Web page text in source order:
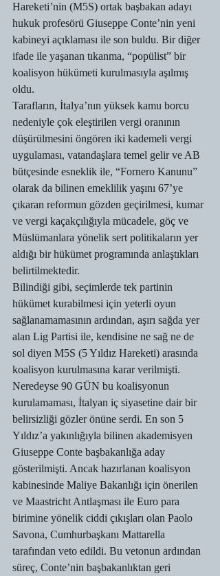
Hareketi’nin (M5S) ortak başbakan adayı
hukuk profesörü Giuseppe Conte’nin yeni
kabineyi açıklaması ile son buldu. Bir diğer
ifade ile yaşanan tıkanma, “popülist” bir
koalisyon hükümeti kurulmasıyla aşılmış
oldu.
Tarafların, İtalya’nın yüksek kamu borcu
nedeniyle çok eleştirilen vergi oranının
düşürülmesini öngören iki kademeli vergi
uygulaması, vatandaşlara temel gelir ve AB
bütçesinde esneklik ile, “Fornero Kanunu”
olarak da bilinen emeklilik yaşını 67’ye
çıkaran reformun gözden geçirilmesi, kumar
ve vergi kaçakçılığıyla mücadele, göç ve
Müslümanlara yönelik sert politikaların yer
aldığı bir hükümet programında anlaştıkları
belirtilmektedir.
Bilindiği gibi, seçimlerde tek partinin
hükümet kurabilmesi için yeterli oyun
sağlanamamasının ardından, aşırı sağda yer
alan Lig Partisi ile, kendisine ne sağ ne de
sol diyen M5S (5 Yıldız Hareketi) arasında
koalisyon kurulmasına karar verilmişti.
Neredeyse 90 GÜN bu koalisyonun
kurulamaması, İtalyan iç siyasetine dair bir
belirsizliği gözler önüne serdi. En son 5
Yıldız’a yakınlığıyla bilinen akademisyen
Giuseppe Conte başbakanlığa aday
gösterilmişti. Ancak hazırlanan koalisyon
kabinesinde Maliye Bakanlığı için önerilen
ve Maastricht Antlaşması ile Euro para
birimine yönelik ciddi çıkışları olan Paolo
Savona, Cumhurbaşkanı Mattarella
tarafından veto edildi. Bu vetonun ardından
süreç, Conte’nin başbakanlıktan geri